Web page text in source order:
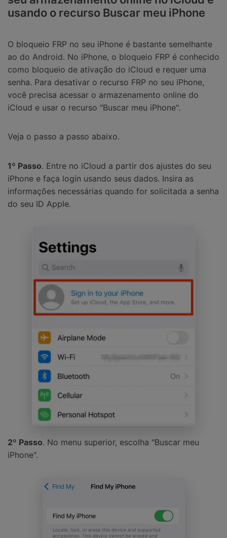
usando o recurso Buscar meu iPhone
O bloqueio FRP no seu iPhone é bastante semelhante
ao do Android. No iPhone, o bloqueio FRP é conhecido
como bloqueio de ativação do iCloud e requer uma
senha. Para desativar o recurso FRP no seu iPhone,
você precisa acessar o armazenamento online do
iCloud e usar o recurso "Buscar meu iPhone".
Veja o passo a passo abaixo.
1º Passo. Entre no iCloud a partir dos ajustes do seu
iPhone e faça login usando seus dados. Insira as
informações necessárias quando for solicitada a senha
do seu ID Apple.
2º Passo. No menu superior, escolha "Buscar meu
iPhone".